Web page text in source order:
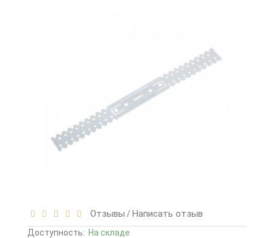
Отзывы /Написать отзыв
Доступность: На складе